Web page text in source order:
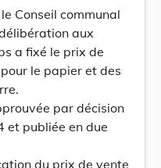
Conseil communal
aux
a fixé le prix de
le papier et des
par décision
et publiée en due
du prix de vente